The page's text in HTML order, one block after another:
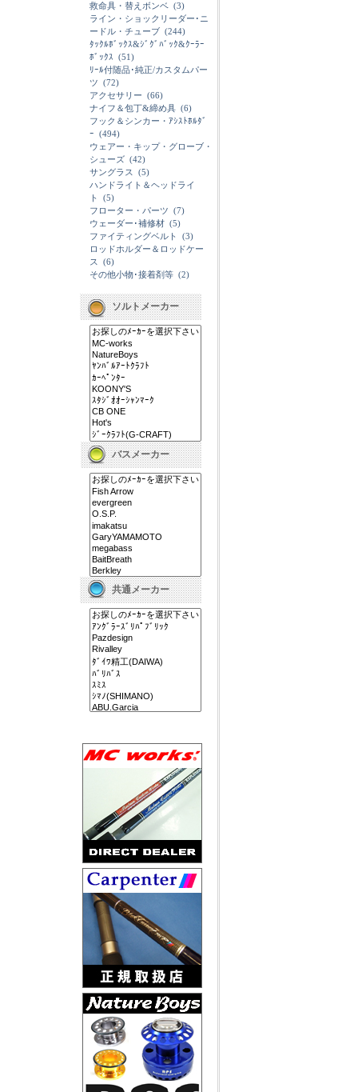
救命具・替えボンベ (3)
ライン・ショックリーダー･ニ
ードル・チューブ (244)
ﾀｯｸﾙﾎﾞｯｸｽ&ｼﾞｸﾞﾊﾞｯｸ&ｸｰﾗｰ
ﾎﾞｯｸｽ (51)
ﾘｰﾙ付随品･純正/カスタムパー
ツ (72)
アクセサリー (66)
ナイフ＆包丁&締め具 (6)
フック＆シンカー・ｱｼｽﾄﾎﾙﾀﾞ
ｰ (494)
ウェアー・キップ・グローブ・
シューズ (42)
サングラス
(5)
ハンドライト＆ヘッドライ
ト
(5)
フローター・パーツ (7)
ウェーダー･補修材 (5)
ファイティングベルト
(3)
ロッドホルダー＆ロッドケー
ス
(6)
その他小物･接着剤等 (2)
ソルトメーカー
バスメーカー
共通メーカー